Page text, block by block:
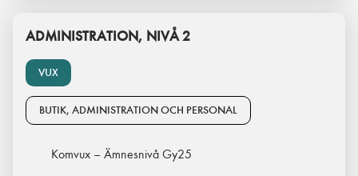
VUX
ADMINISTRATION, NIVÅ 2
BUTIK, ADMINISTRATION OCH PERSONAL
Komvux – Ämnesnivå Gy25